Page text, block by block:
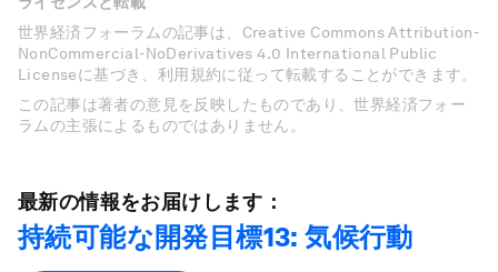
世界経済フォーラムの記事は、Creative Commons Attribution-
NonCommercial-NoDerivatives 4.0 International Public
Licenseに基づき、利用規約に従って転載することができます。
この記事は著者の意見を反映したものであり、世界経済フォー
ラムの主張によるものではありません。
最新の情報をお届けします：
持続可能な開発目標13: 気候行動